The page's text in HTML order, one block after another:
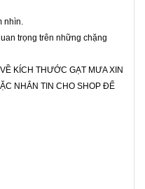
nhìn.
trọng trên những chặng
KÍCH THƯỚC GẠT MƯA XIN
NHẮN TIN CHO SHOP ĐỂ